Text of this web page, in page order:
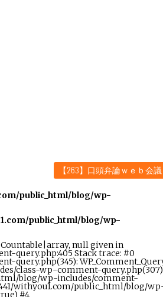
【263】口頭弁論ｗｅｂ会議
public_html/blog/wp-
public_html/blog/wp-
null given in
query.php:405 Stack trace: #0
query.php(345):
class-wp-comment-
blog/wp-includes/comment-
withyou1.com/public_html/blog/
#4